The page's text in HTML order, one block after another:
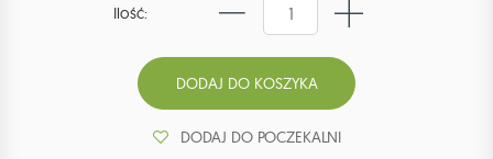
Ilość:
DODAJ DO POCZEKALNI